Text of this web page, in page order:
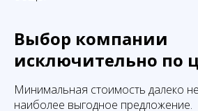
Выбор компании
исключительно по
Минимальная стоимость далеко
наиболее выгодное предложение.